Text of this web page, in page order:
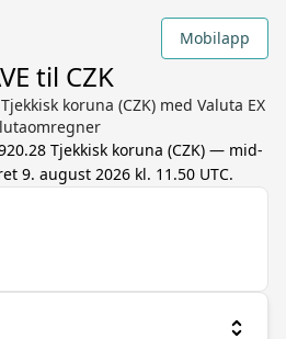
Mobilapp
til CZK
koruna (CZK) med Valuta EX
Tjekkisk koruna (CZK) — mid-
9. august 2026 kl. 11.50 UTC.